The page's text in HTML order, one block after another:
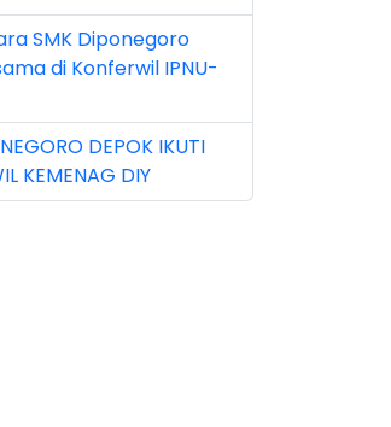
SMK Diponegoro
di Konferwil IPNU-
DEPOK IKUTI
KEMENAG DIY